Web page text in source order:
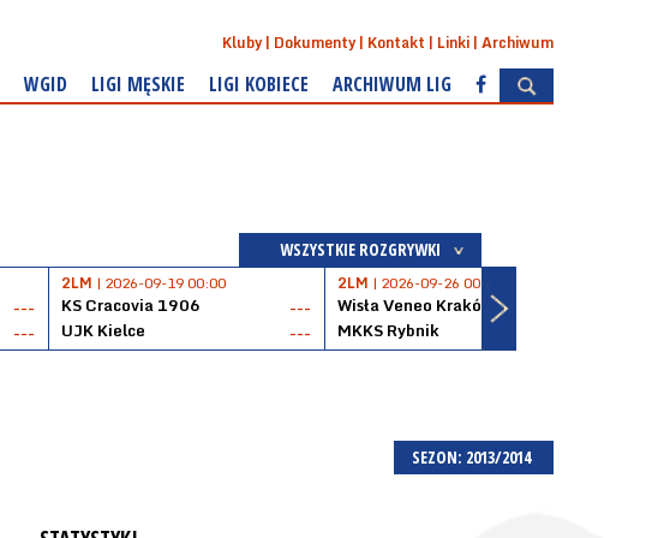
Kluby Dokumenty Kontakt Linki Archiwum
WGID LIGI MĘSKIE LIGI KOBIECE ARCHIWUM LIG
WSZYSTKIE ROZGRYWKI
---
---
2LM | 2026-09-19 00:00
KS Cracovia 1906
---
UJK Kielce
---
2LM | 2026-09-26 00:00
Wisła Veneo Kraków
MKKS Rybnik
SEZON: 2013/2014